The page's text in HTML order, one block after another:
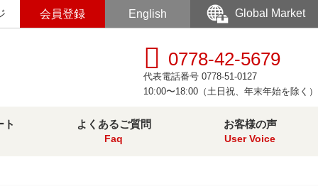
会員登録 English Global Market
0778-42-5679
代表電話番号 0778-51-0127
10:00〜18:00（土日祝、年末年始を除く）
ト よくあるご質問
Faq
お客様の声
User Voice